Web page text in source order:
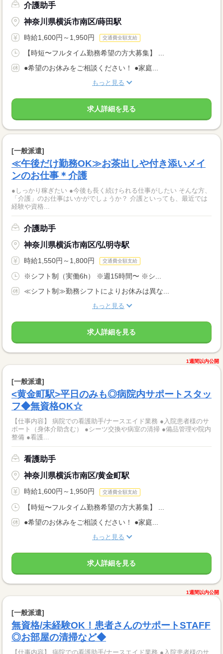
介護助手
神奈川県横浜市南区/蒔田駅
時給1,600円～1,950円 交通費全額支給
【時短〜フルタイム勤務希望の方大募集】 ...
●希望のお休みをご相談ください！ ●家庭...
もっと見る
求人詳細を見る
[一般派遣]
≪午後だけ勤務OK≫お茶出しや付き添いメイ
ンのお仕事＊介護
●しっかり稼ぎたい ●今後も長く続けられる仕事がしたい そんな方、
「介護」のお仕事はいかがでしょうか？ 介護といっても、最近では
経験や資格...
介護助手
神奈川県横浜市南区/弘明寺駅
時給1,550円～1,800円 交通費全額支給
※シフト制（実働6h） ※週15時間〜 ※シ...
≪シフト制≫勤務シフトによりお休みは異な...
もっと見る
求人詳細を見る
1週間以内公開
[一般派遣]
<黄金町駅>平日のみも◎病院内サポートスタッ
フ◆無資格OK☆
【仕事内容】 病院での看護助手/ナースエイド業務 ●入院患者様のサ
ポート（身体介助含む） ●シーツ交換や病室の清掃 ●備品管理や院内
整備 ●看護...
看護助手
神奈川県横浜市南区/黄金町駅
時給1,600円～1,950円 交通費全額支給
【時短〜フルタイム勤務希望の方大募集】 ...
●希望のお休みをご相談ください！ ●家庭...
もっと見る
求人詳細を見る
1週間以内公開
[一般派遣]
無資格/未経験OK！患者さんのサポートSTAFF
◎お部屋の清掃など◆
【仕事内容】 病院での看護助手/ナースエイド業務 ●入院患者様のサ